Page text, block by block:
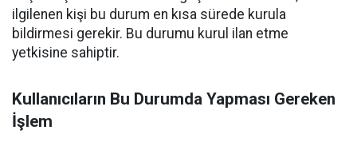
ilgilenen kişi bu durum en kısa sürede kurula
bildirmesi gerekir. Bu durumu kurul ilan etme
yetkisine sahiptir.
Kullanıcıların Bu Durumda Yapması Gereken
İşlem